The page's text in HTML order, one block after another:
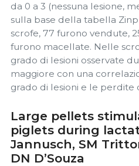
da 0 a 3 (nessuna lesione,
sulla base della tabella
scrofe, 77 furono vendute,
furono macellate. Nelle
grado di lesioni osservate
maggiore con una
grado di lesioni e le perdite
Large pellets
piglets during
Jannusch, SM
DN D’Souza